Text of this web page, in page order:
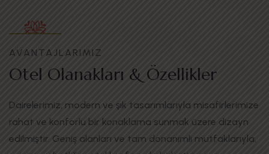
AVANTAJLARIMIZ
Otel Olanakları & Özellikler
Dairelerimiz, modern ve şık tasarımlarıyla misafirlerimize
rahat ve konforlu bir konaklama sunmak üzere dizayn
edilmiştir. Geniş alanları ve tam donanımlı mutfaklarıyla,